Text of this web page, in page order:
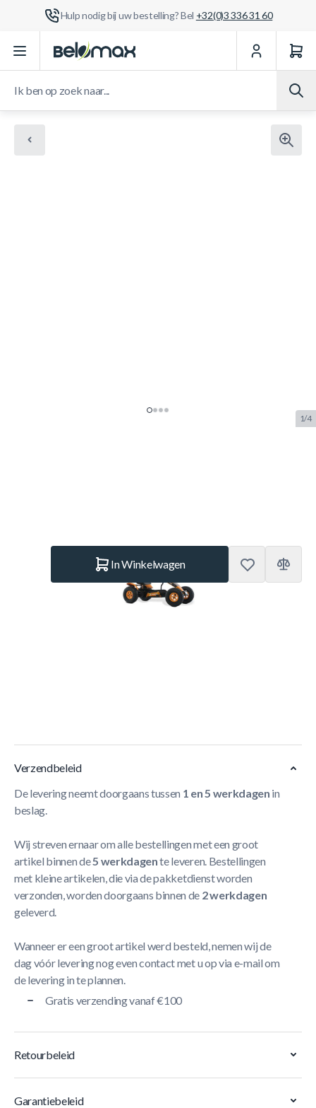
Hulp nodig bij uw bestelling? Bel +32(0)3 336 31 60
Ga naar de inhoud
1/4
In Winkelwagen
Verzendbeleid
De levering neemt doorgaans tussen 1 en 5 werkdagen in
beslag.
Wij streven ernaar om alle bestellingen met een groot
artikel binnen de5 werkdagente leveren. Bestellingen
met kleine artikelen, die via de pakketdienst worden
verzonden, worden doorgaans binnen de 2 werkdagen
geleverd.
Wanneer er een groot artikel werd besteld, nemen wij de
dag vóór levering nog even contact met u op via e-mail om
de levering in te plannen.
Gratis verzending vanaf €100
Retourbeleid
Garantiebeleid